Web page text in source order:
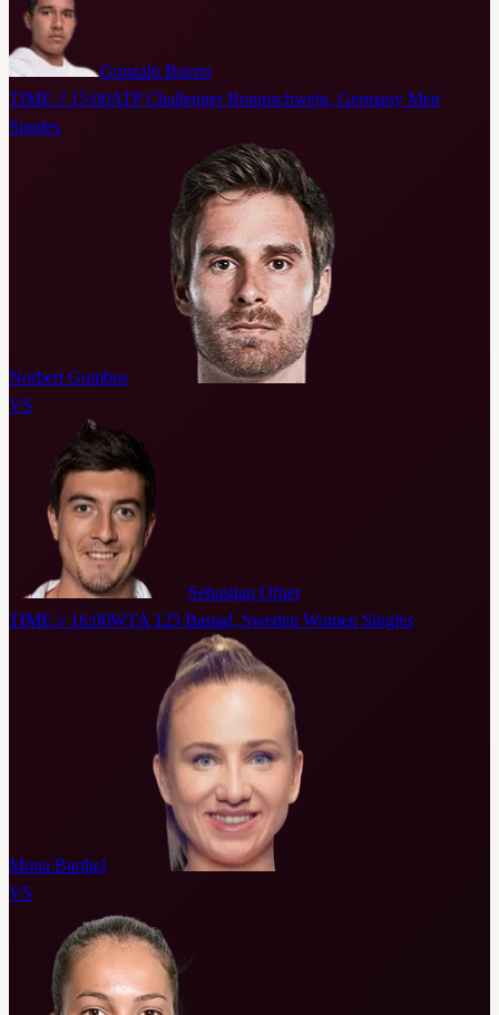
Gonzalo Bueno
TIME // 15:00ATP Challenger Braunschweig, Germany Men
Singles
Norbert Gombos
VS
Sebastian Ofner
TIME // 16:00WTA 125 Bastad, Sweden Women Singles
Mona Barthel
VS